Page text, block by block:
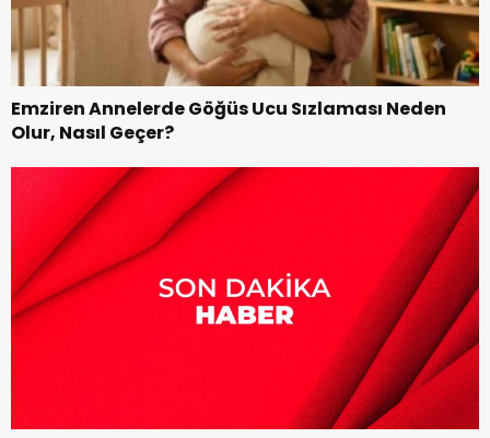
Emziren Annelerde Göğüs Ucu Sızlaması Neden
Olur, Nasıl Geçer?